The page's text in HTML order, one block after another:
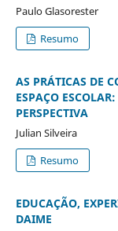
Paulo Glasorester
Resumo
AS PRÁTICAS DE
ESPAÇO
PERSPECTIVA
Julian Silveira
Resumo
EDUCAÇÃO,
DAIME